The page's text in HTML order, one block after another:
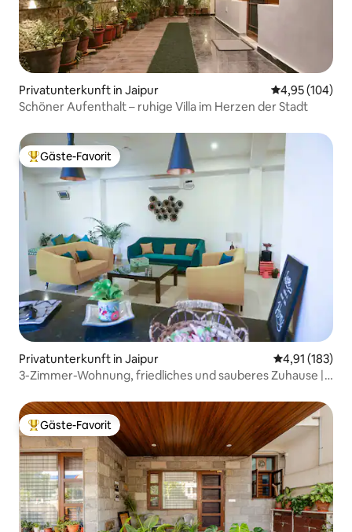
Privatunterkunft in Jaipur
4,95 (104)
Schöner Aufenthalt – ruhige Villa im Herzen der Stadt
Beliebter Gäste-Favorit.
Gäste-Favorit
Privatunterkunft in Jaipur
4,91 (183)
3-Zimmer-Wohnung, friedliches und sauberes Zuhause |
Beliebter Gäste-Favorit.
Gäste-Favorit